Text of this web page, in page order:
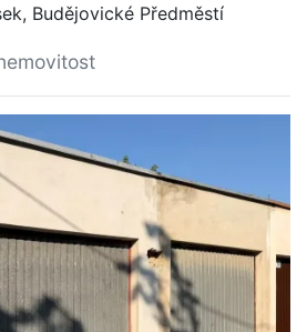
Budějovické Předměstí